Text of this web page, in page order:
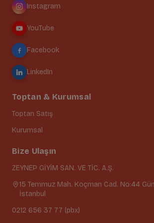
Instagram
YouTube
Facebook
LinkedIn
Toptan & Kurumsal
Toptan Satış
Kurumsal
Bize Ulaşın
ZEYNEP GİYİM SAN. VE TİC. A.Ş.
15 Temmuz Mah. Koçman Cad. No:44
İstanbul
0212 656 37 77 (pbx)